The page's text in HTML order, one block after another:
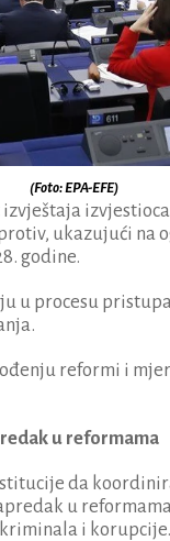
(Foto: EPA-EFE)
ukazujući
godine.
u procesu
reformi i
u reformama
da
u
i korupcije.